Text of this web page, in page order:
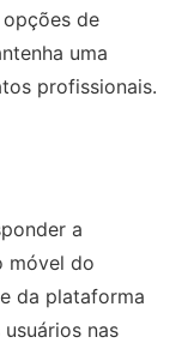
de
uma
profissionais.
a
móvel do
da plataforma
nas